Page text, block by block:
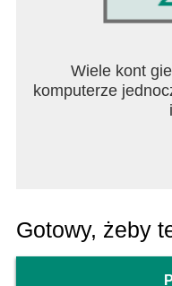
Wiele kont
komputerze
Gotowy, żeby